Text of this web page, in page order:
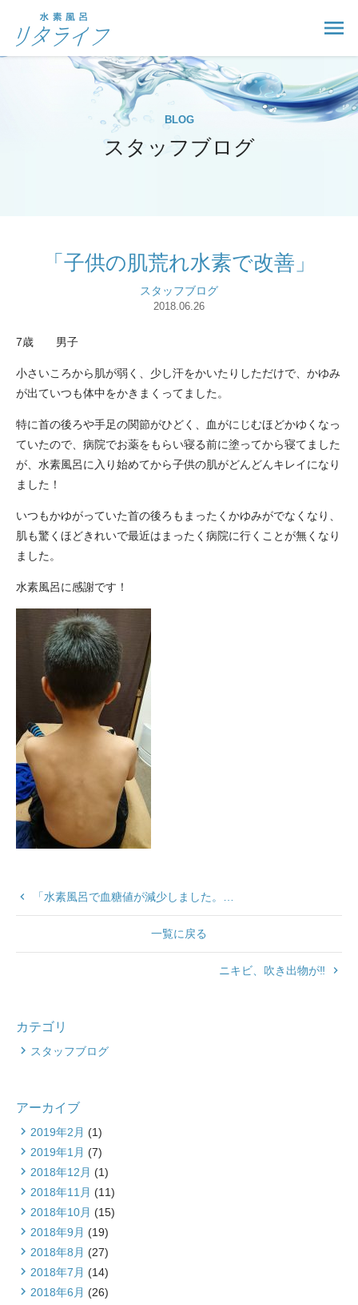
BLOG
スタッフブログ
「子供の肌荒れ水素で改善」
スタッフブログ
2018.06.26
7歳 男子
小さいころから肌が弱く、少し汗をかいたりしただけで、かゆみ
が出ていつも体中をかきまくってました。
特に首の後ろや手足の関節がひどく、血がにじむほどかゆくなっ
ていたので、病院でお薬をもらい寝る前に塗ってから寝てました
が、水素風呂に入り始めてから子供の肌がどんどんキレイになり
ました！
いつもかゆがっていた首の後ろもまったくかゆみがでなくなり、
肌も驚くほどきれいで最近はまったく病院に行くことが無くなり
ました。
水素風呂に感謝です！
keyboard_arrow_left 「水素風呂で血糖値が減少しました。…
一覧に戻る
ニキビ、吹き出物が‼️ keyboard_arrow_right
カテゴリ
スタッフブログ
アーカイブ
2019年2月 (1)
2019年1月 (7)
2018年12月 (1)
2018年11月 (11)
2018年10月 (15)
2018年9月 (19)
2018年8月 (27)
2018年7月 (14)
2018年6月 (26)